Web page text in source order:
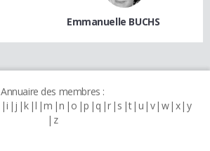
Emmanuelle BUCHS
Annuaire des membres :
i j k l m n o p q r s t u v w x y
z